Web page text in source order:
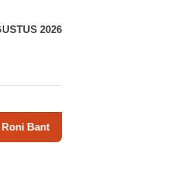
2026
Tanam Melon Untung Rp40 Juta